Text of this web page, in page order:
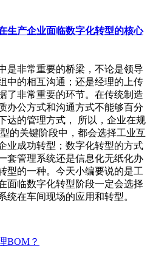
生产企业面临数字化转型的核心
是非常重要的桥梁，不论是领导
中的相互沟通；还是经理的上传
了非常重要的环节。在传统制造
办公方式和沟通方式不能够百分
达的管理方式， 所以，企业在规
的关键阶段中，都会选择工业互
业成功转型；数字化转型的方式
套管理系统还是信息化无纸化办
型的一种。今天小编要说的是工
面临数字化转型阶段一定会选择
统在车间现场的应用和转型。